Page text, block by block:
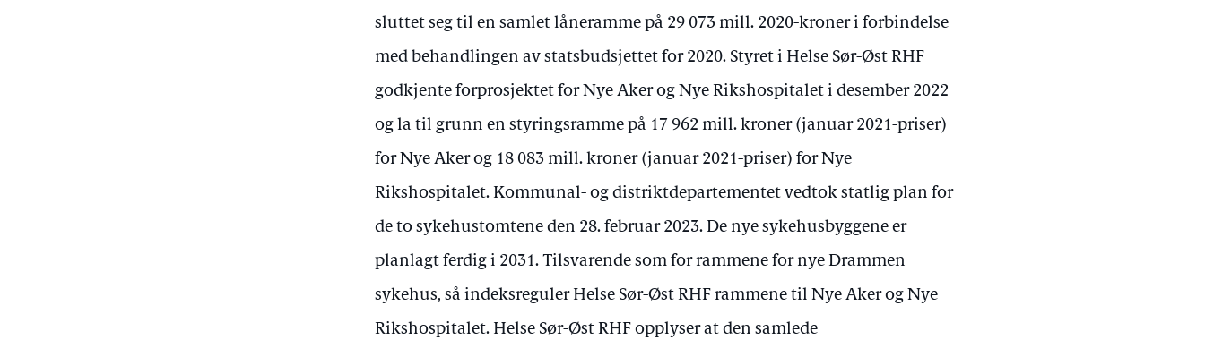
sluttet seg til en samlet låneramme på 29 073 mill. 2020-kroner i forbindelse
med behandlingen av statsbudsjettet for 2020. Styret i Helse Sør-Øst RHF
godkjente forprosjektet for Nye Aker og Nye Rikshospitalet i desember 2022
og la til grunn en styringsramme på 17 962 mill. kroner (januar 2021-priser)
for Nye Aker og 18 083 mill. kroner (januar 2021-priser) for Nye
Rikshospitalet. Kommunal- og distriktdepartementet vedtok statlig plan for
de to sykehustomtene den 28. februar 2023. De nye sykehusbyggene er
planlagt ferdig i 2031. Tilsvarende som for rammene for nye Drammen
sykehus, så indeksreguler Helse Sør-Øst RHF rammene til Nye Aker og Nye
Rikshospitalet. Helse Sør-Øst RHF opplyser at den samlede